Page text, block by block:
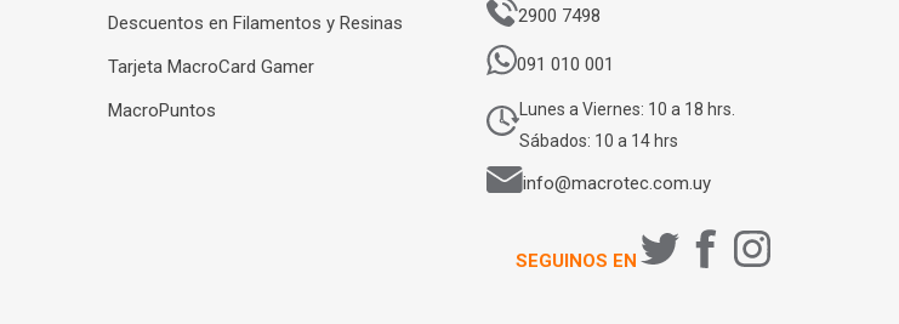
Descuentos en Filamentos y Resinas
Tarjeta MacroCard Gamer
MacroPuntos
2900 7498
091 010 001
Lunes a Viernes: 10 a 18 hrs.
Sábados: 10 a 14 hrs
info@macrotec.com.uy
SEGUINOS EN